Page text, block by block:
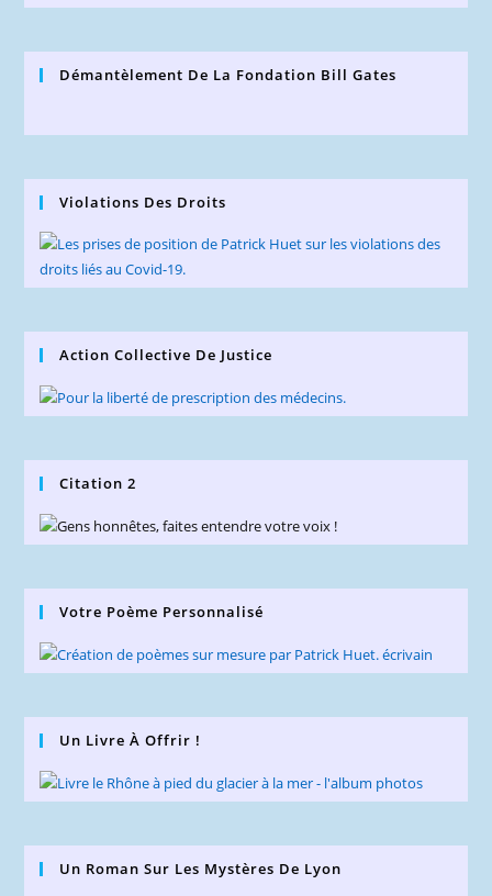
Démantèlement De La Fondation Bill Gates
Violations Des Droits
Action Collective De Justice
Citation 2
Votre Poème Personnalisé
Un Livre À Offrir !
Un Roman Sur Les Mystères De Lyon